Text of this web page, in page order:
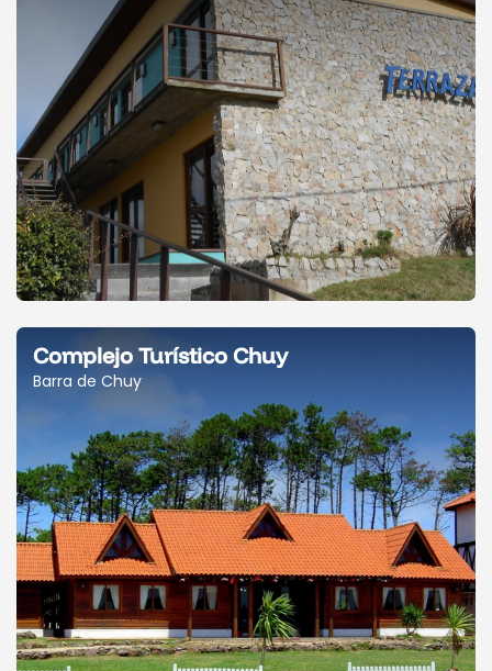
Complejo Turístico Chuy
Barra de Chuy